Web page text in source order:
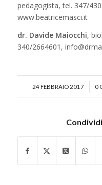
pedagogista, tel. 347/
www.beatricemasci.it
dr. Davide Maiocchi,
340/2664601,
24 FEBBRAIO 2017
/ 0